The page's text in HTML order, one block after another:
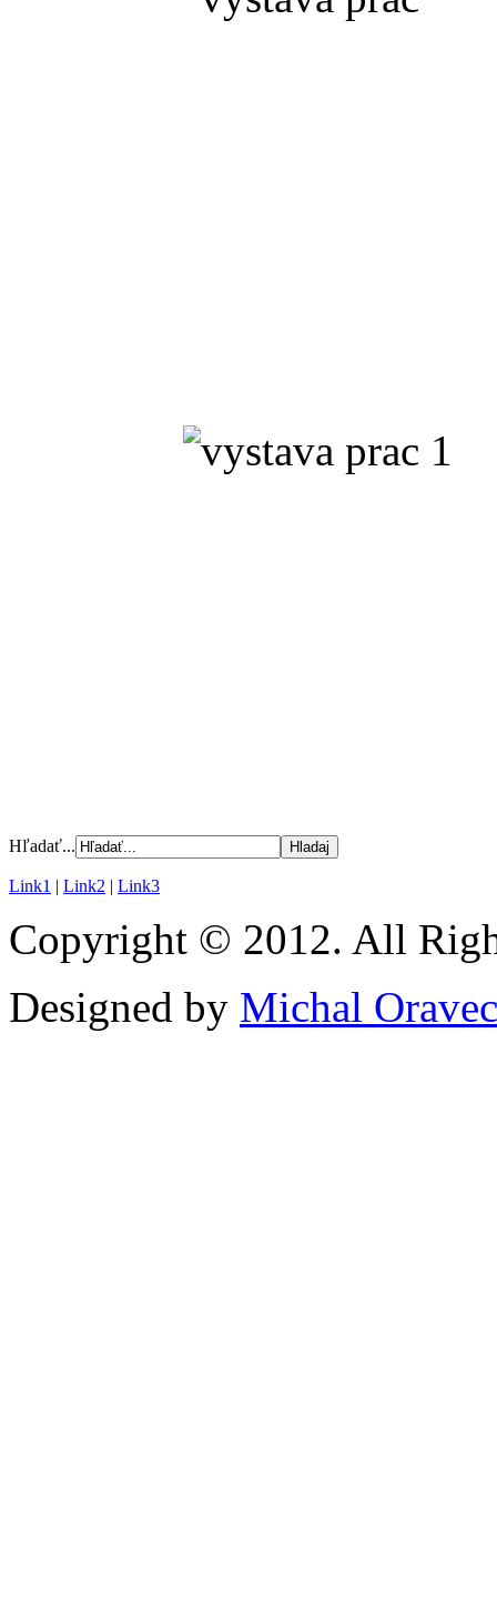
Hľadať...
Link1 | Link2 | Link3
Copyright © 2012. All
Designed by Michal Oravec